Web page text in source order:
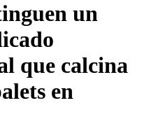
un
que calcina
en